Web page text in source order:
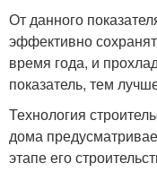
От данного
эффективно
время года, и
показатель, тем
Технология
дома
этапе его